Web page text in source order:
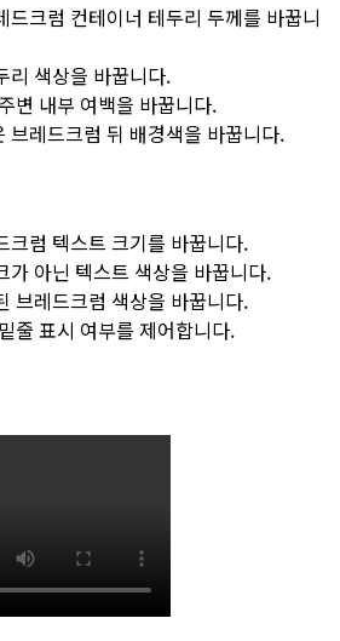
드크럼 컨테이너 테두리 두께를 바꿉니
리 색상을 바꿉니다.
변 내부 여백을 바꿉니다.
브레드크럼 뒤 배경색을 바꿉니다.
크럼 텍스트 크기를 바꿉니다.
가 아닌 텍스트 색상을 바꿉니다.
브레드크럼 색상을 바꿉니다.
줄 표시 여부를 제어합니다.